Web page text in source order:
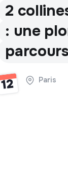
2
: une
12 Paris